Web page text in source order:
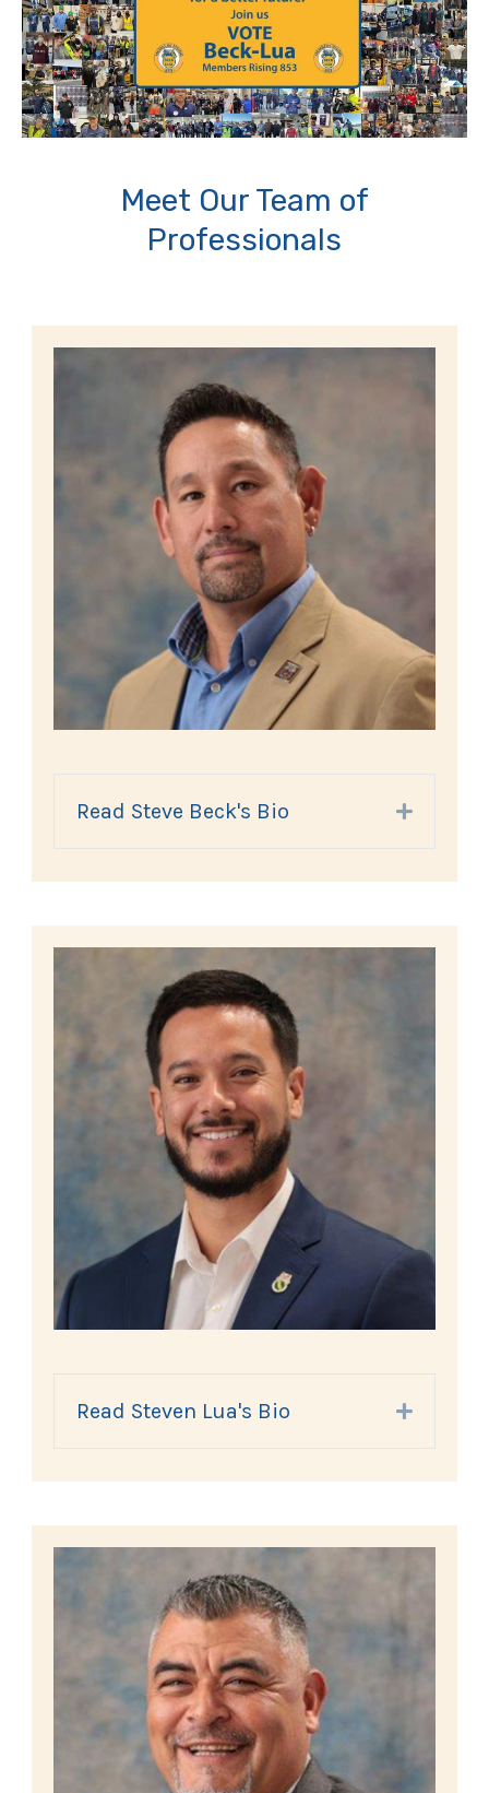
Meet Our Team of
Professionals
Read Steve Beck's Bio Expand
Read Steven Lua's Bio Expand